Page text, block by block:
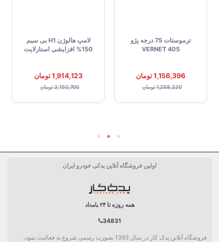
ترموستات 75 درجه پژو
405 VERNET
1,156,396 تومان
1,258,320 تومان
لامپ هالوژن H1 بی سیم
150% افزایشی استارلایت
1,914,123 تومان
2,150,700 تومان
اولین فروشگاه آنلاین یدکی خودرو ایران
همه روزه تا ۲۴ بامداد
34831
فروشگاه آنلاین یدک کار در سال 1393 بصورت رسمی شروع به فعالیت نمود،